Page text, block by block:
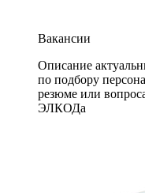
Вакансии
Описание
по подбору
резюме или
ЭЛКОДа